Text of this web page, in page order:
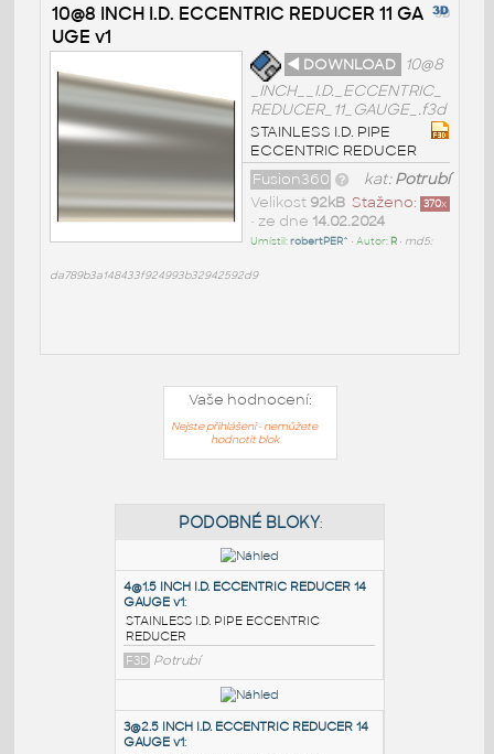
10@8 INCH I.D. ECCENTRIC REDUCER 11 GA
UGE v1
◄ DOWNLOAD
10@8
_INCH__I.D._ECCENTRIC_
REDUCER_11_GAUGE_.f3d
STAINLESS I.D. PIPE
ECCENTRIC REDUCER
kat:Potrubí
Fusion360
Staženo: 370x
Velikost 92kB
• ze dne 14.02.2024
Umístil:robertPER^ • Autor: R• md5:
da789b3a148433f924993b32942592d9
Vaše hodnocení:
Nejste přihlášeni - nemůžete
hodnotit blok
PODOBNÉ BLOKY